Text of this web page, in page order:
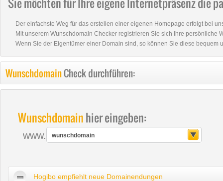
Der einfachste Weg für das erstellen einer eigenen Homepage erfolgt bei
Mit unserem Wunschdomain Checker registrieren Sie sich Ihre persönliche
Wenn Sie der Eigentümer einer Domain sind, so können Sie diese bequem
WunschdomainCheck durchführen:
Wunschdomainhier eingeben:
www.
Hogibo empfiehlt neue Domainendungen